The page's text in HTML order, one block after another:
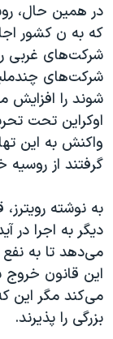
در همین حال،
که به ن کشور
شرکت‌های غربی
شرکت‌های
شوند را
اوکراین تحت
واکنش به این
گرفتند از روسیه
به نوشته
دیگر به اجرا در
می‌دهد تا به
این قانون خروج
می‌کند مگر این
بزرگی را پذیرند.